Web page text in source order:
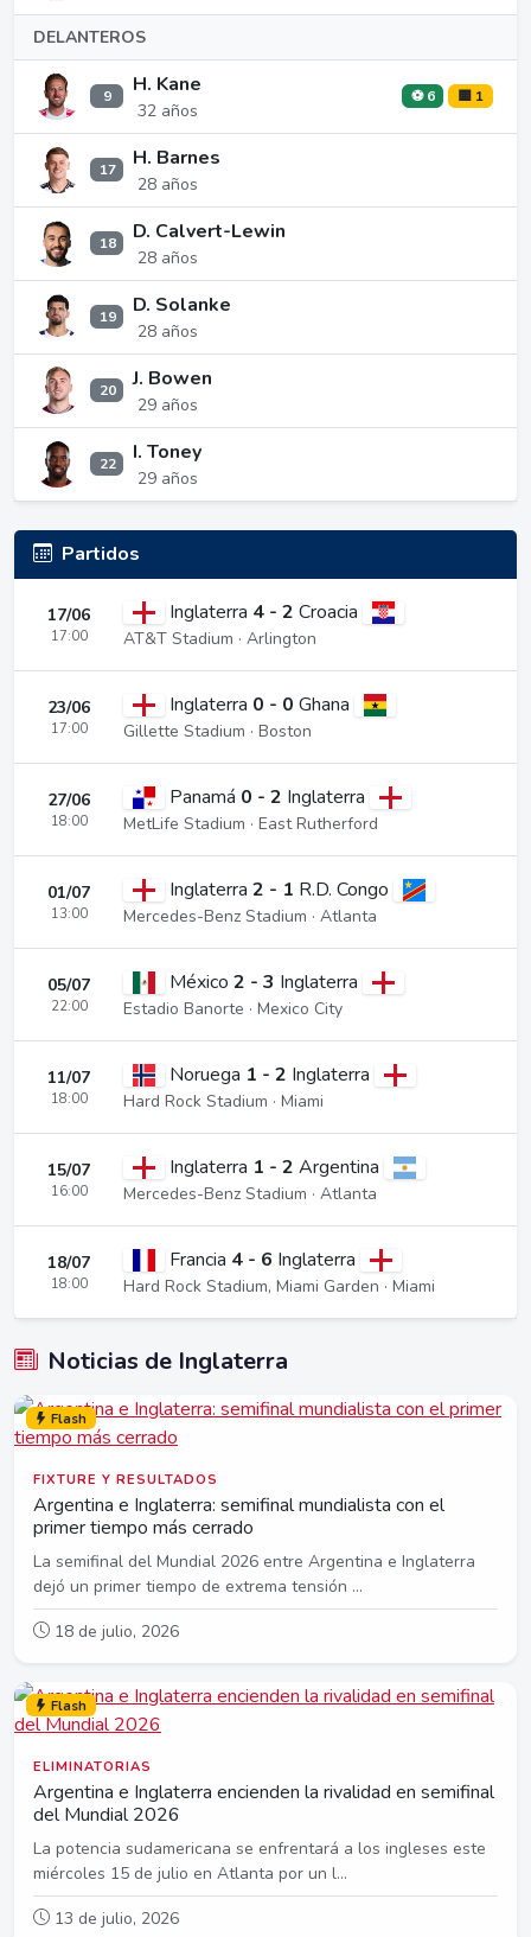
DELANTEROS
9 H. Kane
32 años
⚽ 6 🟨 1
17 H. Barnes
28 años
18 D. Calvert-Lewin
28 años
19 D. Solanke
28 años
20 J. Bowen
29 años
22 I. Toney
29 años
Partidos
17/06
17:00
Inglaterra 4 - 2 Croacia
AT&T Stadium · Arlington
23/06
17:00
Inglaterra 0 - 0 Ghana
Gillette Stadium · Boston
27/06
18:00
Panamá 0 - 2 Inglaterra
MetLife Stadium · East Rutherford
01/07
13:00
Inglaterra 2 - 1 R.D. Congo
Mercedes-Benz Stadium · Atlanta
05/07
22:00
México 2 - 3 Inglaterra
Estadio Banorte · Mexico City
11/07
18:00
Noruega 1 - 2 Inglaterra
Hard Rock Stadium · Miami
15/07
16:00
Inglaterra 1 - 2 Argentina
Mercedes-Benz Stadium · Atlanta
18/07
18:00
Francia 4 - 6 Inglaterra
Hard Rock Stadium, Miami Garden · Miami
Noticias de Inglaterra
Flash
FIXTURE Y RESULTADOS
Argentina e Inglaterra: semifinal mundialista con el
primer tiempo más cerrado
La semifinal del Mundial 2026 entre Argentina e Inglaterra
dejó un primer tiempo de extrema tensión ...
18 de julio, 2026
Flash
ELIMINATORIAS
Argentina e Inglaterra encienden la rivalidad en semifinal
del Mundial 2026
La potencia sudamericana se enfrentará a los ingleses este
miércoles 15 de julio en Atlanta por un l...
13 de julio, 2026